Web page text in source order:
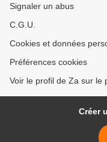
Signaler un abus
C.G.U.
Cookies et données
Préférences cookies
Voir le profil de Za sur le
Créer